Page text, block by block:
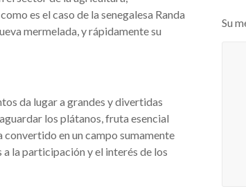
es el caso de la senegalesa Randa
mermelada, y rápidamente su
da lugar a grandes y divertidas
los plátanos, fruta esencial
en un campo sumamente
la participación y el interés de los
Su